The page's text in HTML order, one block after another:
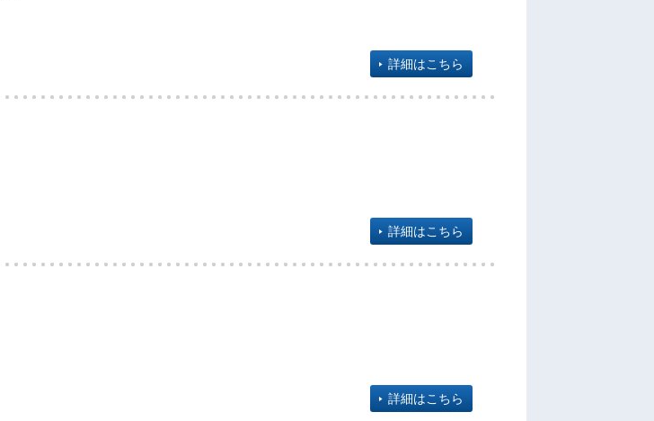
詳細はこちら
詳細はこちら
詳細はこちら